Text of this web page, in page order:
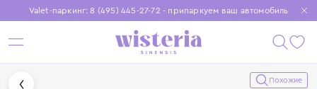
Valet-паркинг: 8 (495) 445-27-72 - припаркуем ваш автомобиль
Бесплатная доставка при заказе от 15 000 ₽
Установите приложение, чтобы покупки были еще удобнее
Похожие